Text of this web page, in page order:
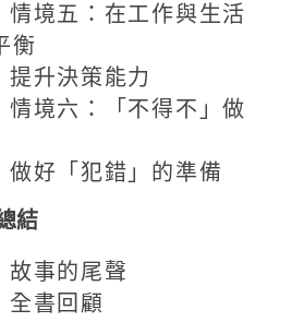
境五：在工作與生活
衡
升決策能力
境六：「不得不」做
好「犯錯」的準備
結
事的尾聲
書回顧